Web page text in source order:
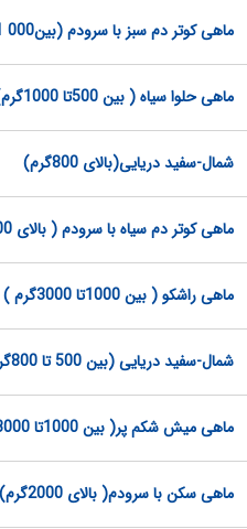
ماهی کوتر دم سبز با سرودم (بین000 1تا3000گرم)
ماهی حلوا سیاه ( بین 500تا 1000گرم)
شمال-سفید دریایی(بالای 800گرم)
ماهی کوتر دم سیاه با سرودم ( بالای 3000گرم)
ماهی راشکو ( بین 1000تا 3000گرم )
شمال-سفید دریایی (بین 500 تا 800گرم)
ماهی میش شکم پر( بین 1000تا 3000گرم)
ماهی سکن با سرودم( بالای 2000گرم)